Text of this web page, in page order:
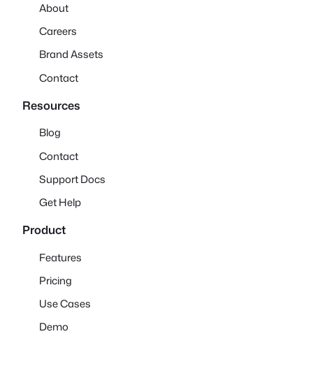
About
Careers
Brand Assets
Contact
Resources
Blog
Contact
Support Docs
Get Help
Product
Features
Pricing
Use Cases
Demo